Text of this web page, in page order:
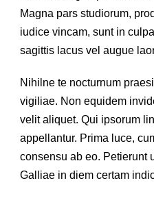
Magna pars studiorum,
iudice vincam, sunt in
sagittis lacus vel augue
Nihilne te nocturnum
vigiliae. Non equidem
velit aliquet. Qui ipsorum
appellantur. Prima luce,
consensu ab eo. Petierunt
Galliae in diem certam